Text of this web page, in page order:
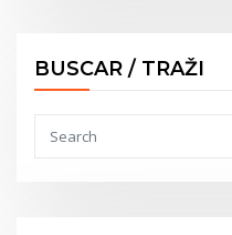
BUSCAR / TRAŽI